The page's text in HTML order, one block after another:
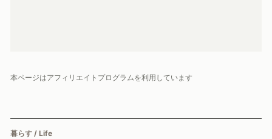
本ページはアフィリエイトプログラムを利用しています
暮らす / Life